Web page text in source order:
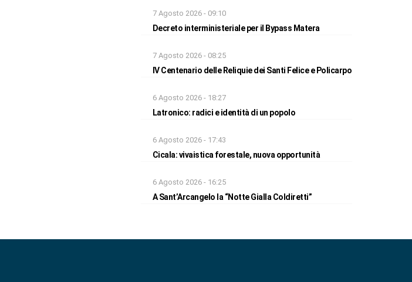
7 Agosto 2026 - 09:10
Decreto interministeriale per il Bypass Matera
7 Agosto 2026 - 08:25
IV Centenario delle Reliquie dei Santi Felice e Policarpo
6 Agosto 2026 - 18:27
Latronico: radici e identità di un popolo
6 Agosto 2026 - 17:43
Cicala: vivaistica forestale, nuova opportunità
6 Agosto 2026 - 16:25
A Sant’Arcangelo la “Notte Gialla Coldiretti”